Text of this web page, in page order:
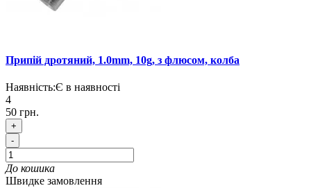
Припій дротяний, 1.0mm, 10g, з флюсом, колба
Наявність:Є в наявності
4
50 грн.
+
-
До кошика
Швидке замовлення